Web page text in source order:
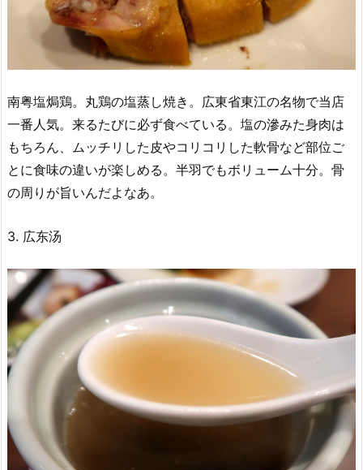
南粤塩焗鶏。丸鶏の塩蒸し焼き。広東省東江の名物で当店
一番人気。来るたびに必ず食べている。塩の滲みた身肉は
もちろん、ムッチリした皮やコリコリした軟骨など部位ご
とに食味の違いが楽しめる。半羽でもボリューム十分。骨
の周りが旨いんだよなあ。
3. 広东汤